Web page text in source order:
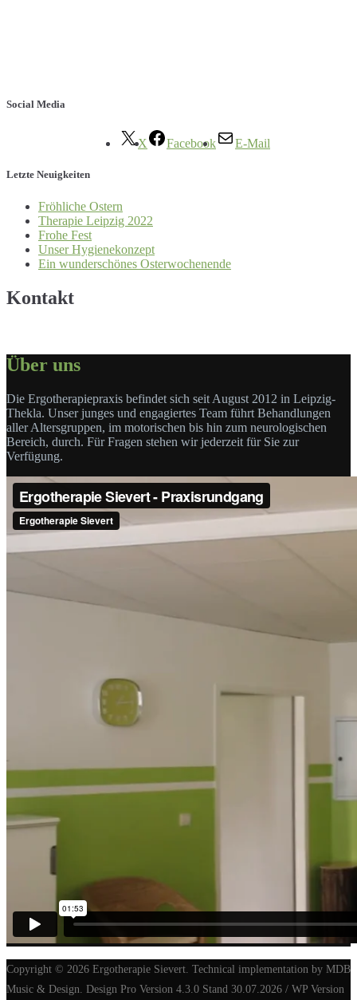
Social Media
X Facebook E-Mail
Letzte Neuigkeiten
Fröhliche Ostern
Therapie Leipzig 2022
Frohe Fest
Unser Hygienekonzept
Ein wunderschönes Osterwochenende
Kontakt
Über uns
Die Ergotherapiepraxis befindet sich seit August 2012 in Leipzig-
Thekla. Unser junges und engagiertes Team führt Behandlungen
aller Altersgruppen, im motorischen bis hin zum neurologischen
Bereich, durch. Für Fragen stehen wir jederzeit für Sie zur
Verfügung.
Copyright © 2026 Ergotherapie Sievert. Technical implementation by MDB
Music & Design. Design Pro Version 4.3.0 Stand 30.07.2026 / WP Version